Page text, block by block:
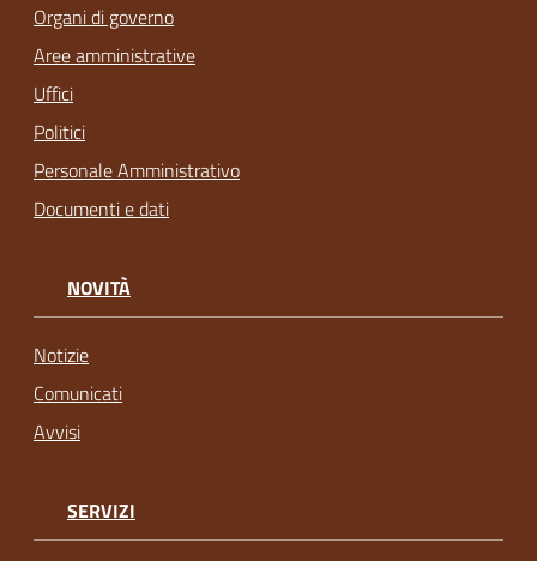
Organi di governo
Aree amministrative
Uffici
Politici
Personale Amministrativo
Documenti e dati
NOVITÀ
Notizie
Comunicati
Avvisi
SERVIZI